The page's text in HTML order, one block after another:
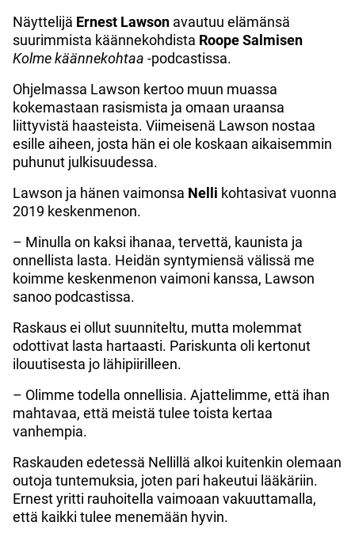
Näyttelijä Ernest Lawson avautuu elämänsä
suurimmista käännekohdista RoopeSalmisen
Kolmekäännekohtaa -podcastissa.
Ohjelmassa Lawson kertoo muun muassa
kokemastaan rasismista ja omaan uraansa
liittyvistä haasteista. Viimeisenä Lawson nostaa
esille aiheen, josta hän ei ole koskaan aikaisemmin
puhunut julkisuudessa.
Lawson ja hänen vaimonsa Nelli kohtasivat vuonna
2019 keskenmenon.
– Minulla on kaksi ihanaa, tervettä, kaunista ja
onnellista lasta. Heidän syntymiensä välissä me
koimme keskenmenon vaimoni kanssa, Lawson
sanoo podcastissa.
Raskaus ei ollut suunniteltu, mutta molemmat
odottivat lasta hartaasti. Pariskunta oli kertonut
ilouutisesta jo lähipiirilleen.
– Olimme todella onnellisia. Ajattelimme, että ihan
mahtavaa, että meistä tulee toista kertaa
vanhempia.
Raskauden edetessä Nellillä alkoi kuitenkin olemaan
outoja tuntemuksia, joten pari hakeutui lääkäriin.
Ernest yritti rauhoitella vaimoaan vakuuttamalla,
että kaikki tulee menemään hyvin.